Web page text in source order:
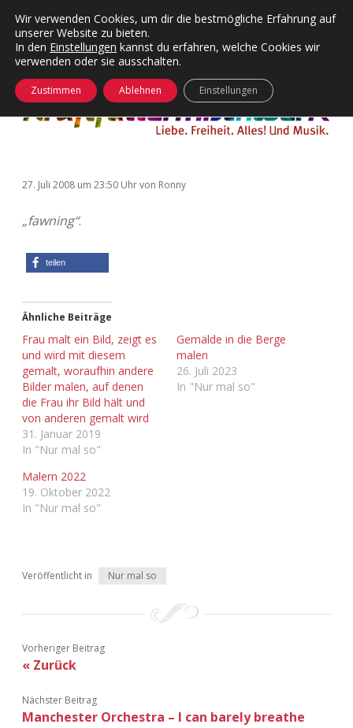
Kategorien
Menü
24 Hours Chilling
Die Wende
KFMW-Disco
Täglicher Sinnwahn
Visuelles
Wandnotizen
KFMW-Disco
Dates
Contact
Adventskalender 2011
Adventskalender 2012
Adventskalender 2013
Adventskalender 2014
Adventskalender 2018
Adventskalender 2019
Adventskalender 2022
öffnen
27. Juli 2008 um 23:50 Uhrvon Ronny
„fawning“.
teilen
Ähnliche Beiträge
Frau malt ein Bild, zeigt es
und wird mit diesem
gemalt, woraufhin andere
Bilder malen, auf denen
die Frau ihr Bild hält und
von anderen gemalt wird
31. Januar 2019
In "Nur mal so"
Gemälde in die Berge
malen
26. Juli 2023
In "Nur mal so"
Malern 2022
19. Oktober 2022
In "Nur mal so"
Veröffentlicht in Nur mal so
Vorheriger Beitrag
« Zurück
Nächster Beitrag
Manchester Orchestra – I can barely breathe
Wir verwenden Cookies, um dir die bestmögliche Erfahrung auf
unserer Website zu bieten.
In den Einstellungen kannst du erfahren, welche Cookies wir
verwenden oder sie ausschalten.
Zustimmen Ablehnen Einstellungen